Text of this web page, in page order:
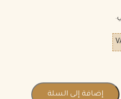
إضافة إلى السلة